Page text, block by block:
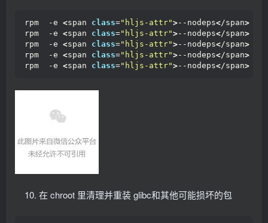
rpm  -e <span class="hljs-attr">--nodeps</span>
rpm  -e <span class="hljs-attr">--nodeps</span>
rpm  -e <span class="hljs-attr">--nodeps</span>
rpm  -e <span class="hljs-attr">--nodeps</span>
rpm  -e <span class="hljs-attr">--nodeps</span>
在 chroot 里清理并重装 glibc和其他可能损坏的包